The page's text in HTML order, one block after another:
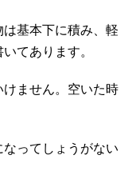
基本下に積み、軽
てあります。
ません。空いた時
ってしょうがない